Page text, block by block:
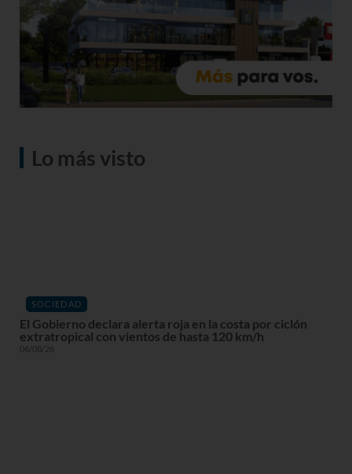
Lo más visto
SOCIEDAD
El Gobierno declara alerta roja en la costa por ciclón
extratropical con vientos de hasta 120 km/h
06/08/26